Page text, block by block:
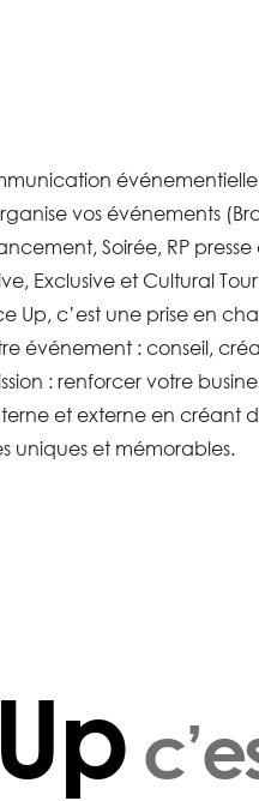
vos événements
Soirée, RP presse
Exclusive et Cultural
Up, c’est une prise en
événement : conseil,
: renforcer votre
et externe en créant
uniques et mémorables.